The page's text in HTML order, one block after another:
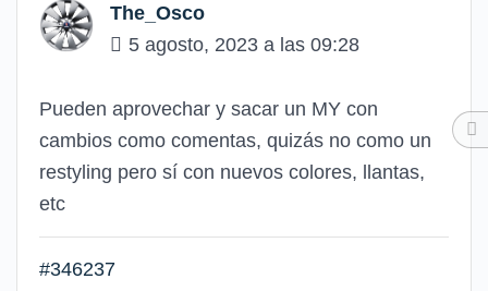
The_Osco
5 agosto, 2023 a las 09:28
Pueden aprovechar y sacar un MY con
cambios como comentas, quizás no como un
restyling pero sí con nuevos colores, llantas,
etc
#346237